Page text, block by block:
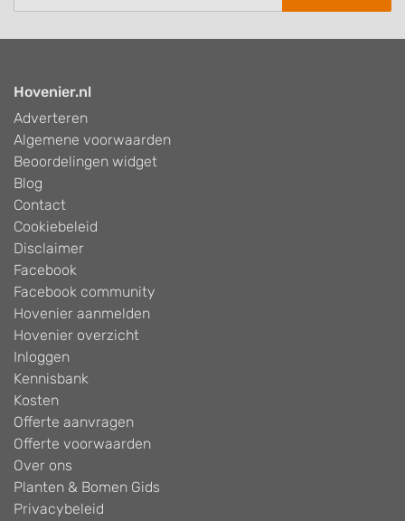
Hovenier.nl
Adverteren
Algemene voorwaarden
Beoordelingen widget
Blog
Contact
Cookiebeleid
Disclaimer
Facebook
Facebook community
Hovenier aanmelden
Hovenier overzicht
Inloggen
Kennisbank
Kosten
Offerte aanvragen
Offerte voorwaarden
Over ons
Planten & Bomen Gids
Privacybeleid